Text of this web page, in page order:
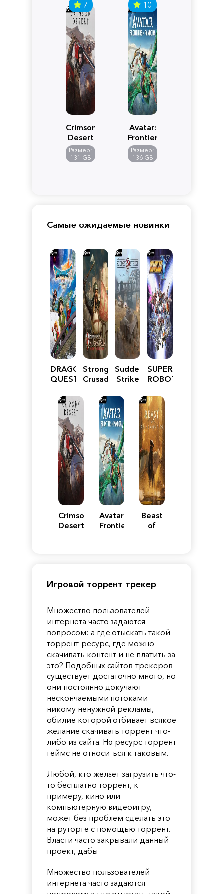
7
Crimson
Desert
Размер:
131 GB
10
Avatar:
Frontiers
of
Pandora
Размер:
136 GB
Самые ожидаемые новинки
DRAGON
QUEST
Reimagined
Stronghold
Crusader:
Edition
Sudden
Strike
SUPER
ROBOT
Y
Crimson
Desert
Avatar:
Frontiers
Beast
of
Игровой торрент трекер
Множество пользователей
интернета часто задаются
вопросом: а где отыскать такой
торрент-ресурс, где можно
скачивать контент и не платить за
это? Подобных сайтов-трекеров
существует достаточно много, но
они постоянно докучают
нескончаемыми потоками
никому ненужной рекламы,
обилие которой отбивает всякое
желание скачивать торрент что-
либо из сайта. Но ресурс торрент
геймс не относиться к таковым.
Любой, кто желает загрузить что-
то бесплатно торрент, к
примеру, кино или
компьютерную видеоигру,
может без проблем сделать это
на руторге с помощью торрент.
Власти часто закрывали данный
проект, дабы
Множество пользователей
интернета часто задаются